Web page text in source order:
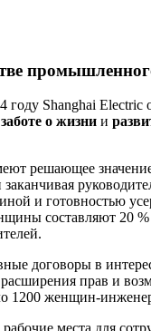
Shanghai
заботе о жизни и
решающее
и готовностью
составляют
договоры в
прав и
1200 женщин-